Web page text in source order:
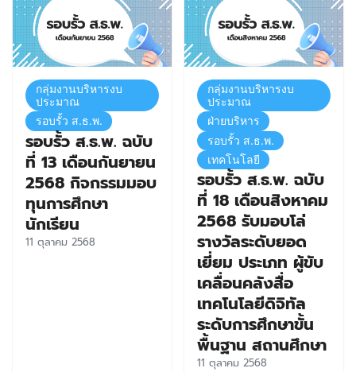
กลุ่มงานบริหารงบ
ประมาณ
รอบรั้ว ส.ธ.พ.
รอบรั้ว ส.ธ.พ. ฉบับ
ที่ 13 เดือนกันยายน
2568 กิจกรรมมอบ
ทุนการศึกษา
นักเรียน
11 ตุลาคม 2568
กลุ่มงานบริหารงบ
ประมาณ
ฝ่ายบริหาร
รอบรั้ว ส.ธ.พ.
เทคโนโลยี
รอบรั้ว ส.ธ.พ. ฉบับ
ที่ 18 เดือนสิงหาคม
2568 รับมอบโล่
รางวัลระดับยอด
เยี่ยม ประเภท ผู้ขับ
เคลื่อนคลังสื่อ
เทคโนโลยีดิจิทัล
ระดับการศึกษาขั้น
พื้นฐาน สถานศึกษา
11 ตุลาคม 2568